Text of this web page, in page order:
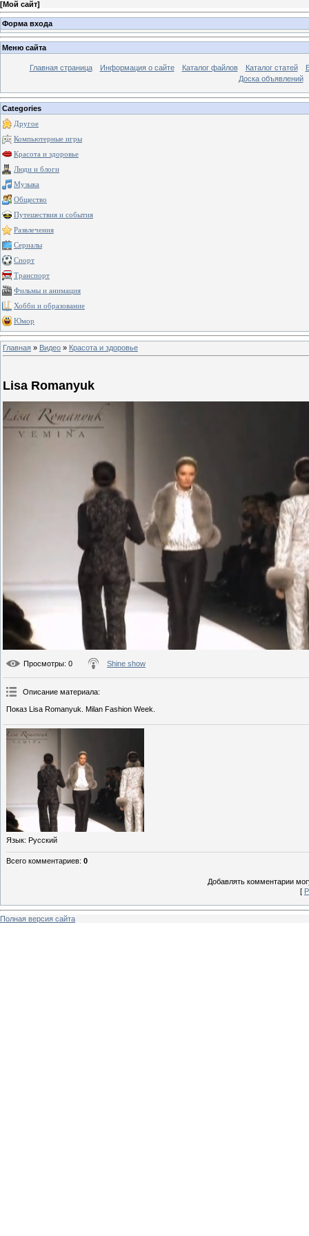
[Мой сайт]
Форма входа
Меню сайта
Главная страница Информация о сайте Каталог файлов Каталог статей
Доска объявлений
Categories
Другое
Компьютерные игры
Красота и здоровье
Люди и блоги
Музыка
Общество
Путешествия и события
Развлечения
Сериалы
Спорт
Транспорт
Фильмы и анимация
Хобби и образование
Юмор
Главная » Видео » Красота и здоровье
Lisa Romanyuk
Просмотры: 0 Shine show
Описание материала:
Показ Lisa Romanyuk. Milan Fashion Week.
Язык: Русский
Всего комментариев: 0
Добавлять комментарии
[
Полная версия сайта